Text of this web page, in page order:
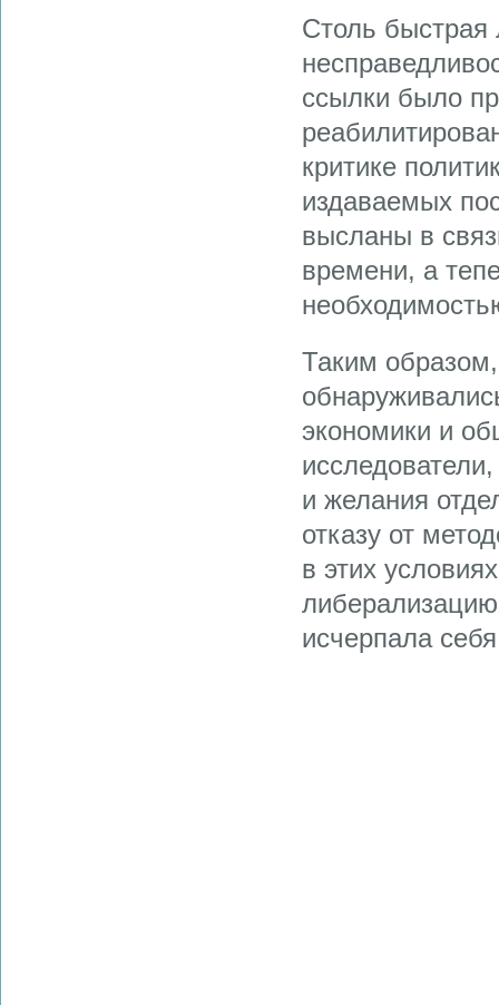
Столь быстрая
ссылки было
критике
издаваемых
высланы в
времени, а
Таким
экономики и
и желания
отказу от
в этих
исчерпала